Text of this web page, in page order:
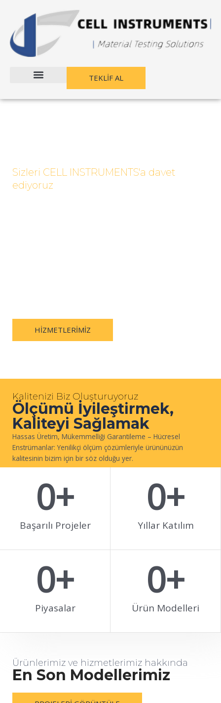
TEKLİF AL
Sizleri CELL INSTRUMENTS'a davet
ediyoruz
HIZMETLERIMIZ
Kalitenizi Biz Oluşturuyoruz
Ölçümü İyileştirmek,
Kaliteyi Sağlamak
Hassas Üretim, Mükemmelliği Garantileme – Hücresel
Enstrümanlar: Yenilikçi ölçüm çözümleriyle ürününüzün
kalitesinin bizim için bir söz olduğu yer.
Başarılı Projeler
0+
Yıllar Katılım
0+
Piyasalar
0+
Ürün Modelleri​
0+
Ürünlerimiz ve hizmetlerimiz hakkında
En Son Modellerimiz